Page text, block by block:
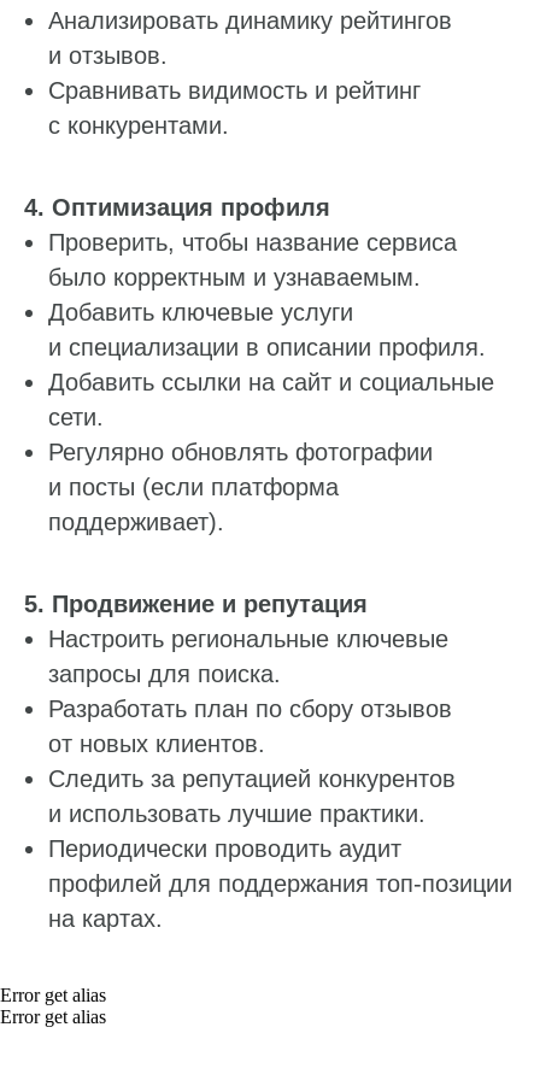
Анализировать динамику рейтингов
и отзывов.
Сравнивать видимость и рейтинг
с конкурентами.
4. Оптимизация профиля
Проверить, чтобы название сервиса
было корректным и узнаваемым.
Добавить ключевые услуги
и специализации в описании профиля.
Добавить ссылки на сайт и социальные
сети.
Регулярно обновлять фотографии
и посты (если платформа
поддерживает).
5. Продвижение и репутация
Настроить региональные ключевые
запросы для поиска.
Разработать план по сбору отзывов
от новых клиентов.
Следить за репутацией конкурентов
и использовать лучшие практики.
Периодически проводить аудит
профилей для поддержания топ‑позиции
на картах.
Error get alias
Error get alias
Работа с отзывами
Сервис сбора отзывов
Работа с магазинами приложений
Обработка отзывов
и автоответы
Теги и автоответы
Сообщения
Статистика по отзывам
Суммаризация отзывов
Интеграции
О компании
О нас
Наши клиенты
Сотрудничество
Контакты
Партнерам
ИТ-аккредитация
Активатор отзывов
QR-коды и email-рассылки
Бонусы и подарки за отзывы
Тарифы